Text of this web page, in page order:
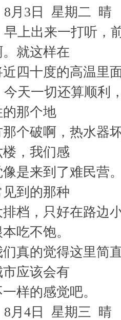
月 3日 星期二 晴
上出来一打听，
。就这样在
近四十度的高温里
天一切还算顺利
的那个地
那个破啊，热水器
楼，我们感
像是来到了难民营
见到的那种
排档，只好在路边
吃不饱。
们真的觉得这里简
市应该会有
样的感觉吧。
月 4日 星期三 晴